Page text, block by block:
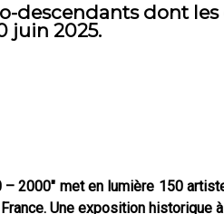
descendants dont
juin 2025.
2000" met en lumière 150
Une exposition historique